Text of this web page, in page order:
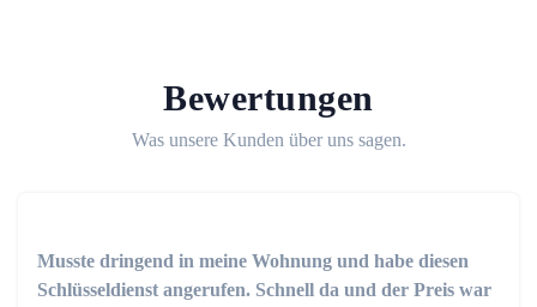
Bewertungen
Was unsere Kunden über uns sagen.
Musste dringend in meine Wohnung und habe diesen
Schlüsseldienst angerufen. Schnell da und der Preis war